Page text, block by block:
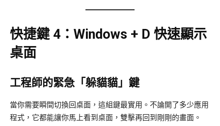
快捷鍵 4：Windows + D 快速顯示
桌面
工程師的緊急「躲貓貓」鍵
當你需要瞬間切換回桌面，這組鍵最實用。不論開了多少應用
程式，它都能讓你馬上看到桌面，雙擊再回到剛剛的畫面。